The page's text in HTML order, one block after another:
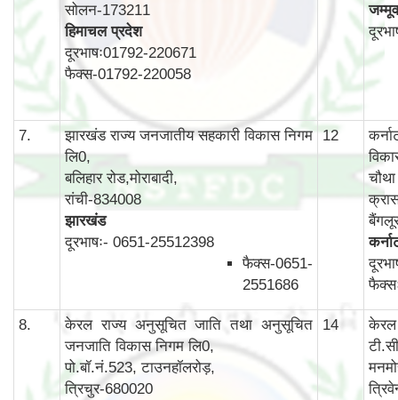
सोलन-173211
हिमाचल प्रदेश
दूरभाषः01792-220671
फैक्स-01792-220058
7.
झारखंड राज्य जनजातीय सहकारी विकास निगम
लि0,
बलिहार रोड,मोराबादी,
रांची-834008
झारखंड
दूरभाषः- 0651-25512398
फैक्स-0651-
2551686
12
8.
केरल राज्य अनुसूचित जाति तथा अनुसूचित
जनजाति विकास निगम लि0,
पो.बॉ.नं.523, टाउनहॉलरोड़,
त्रिचुर-680020
14
केरल